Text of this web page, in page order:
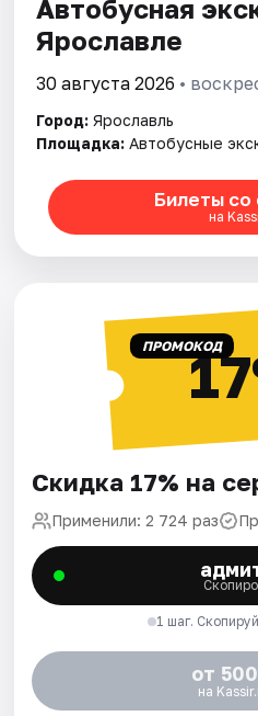
Автобусная
Ярославле
30 августа 2026 •
Город: Ярославль
Площадка: Автобусные
Билеты со
на
ПРОМОКОД
Скидка 17% на
Применили: 2 724 раз
1 шаг.
от
на